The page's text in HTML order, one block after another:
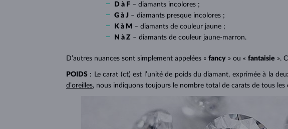
D à F – diamants incolores ;
G à J – diamants presque incolores ;
K à M – diamants de couleur jaune ;
N à Z – diamants de couleur jaune-marron.
D’autres nuances sont simplement appelées « fancy » ou « fantaisie ».
POIDS : Le carat (ct) est l’unité de poids du diamant, exprimée à la
d’oreilles, nous indiquons toujours le nombre total de carats de tous les